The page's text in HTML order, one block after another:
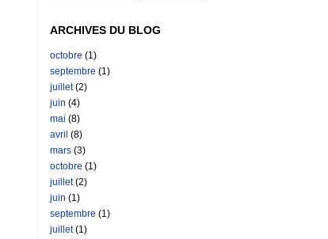
ARCHIVES DU BLOG
octobre (1)
septembre (1)
juillet(2)
juin (4)
mai (8)
avril (8)
mars (3)
octobre (1)
juillet(2)
juin (1)
septembre (1)
juillet(1)